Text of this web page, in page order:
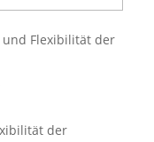
und Flexibilität der
der